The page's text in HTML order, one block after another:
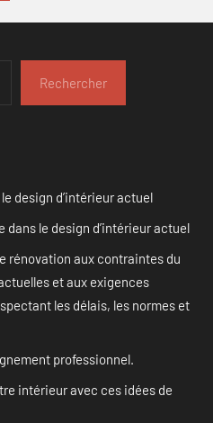
Rechercher
design d’intérieur actuel
dans le design d’intérieur actuel
rénovation aux contraintes du
et aux exigences
les délais, les normes et
professionnel.
intérieur avec ces idées de